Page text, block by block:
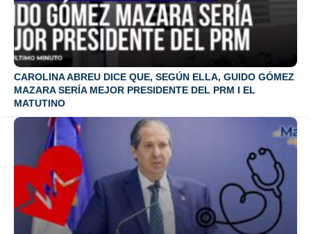
CAROLINA ABREU DICE QUE, SEGÚN ELLA, GUIDO GÓMEZ
MAZARA SERÍA MEJOR PRESIDENTE DEL PRM I EL
MATUTINO